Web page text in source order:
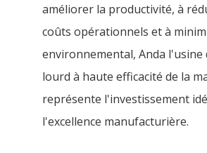
améliorer la productivité, à
coûts opérationnels et à
environnemental, Anda l'usine
lourd à haute efficacité de la
représente l'investissement
l'excellence manufacturière.